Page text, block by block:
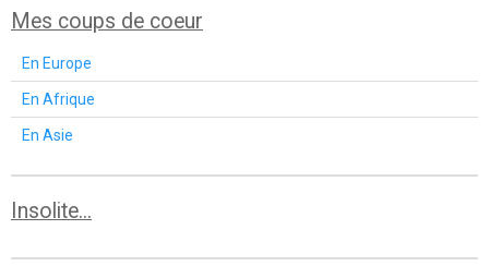
Mes coups de coeur
En Europe
En Afrique
En Asie
Insolite...